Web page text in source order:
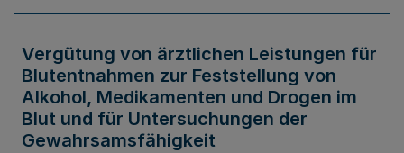
Vergütung von ärztlichen Leistungen für
Blutentnahmen zur Feststellung von
Alkohol, Medikamenten und Drogen im
Blut und für Untersuchungen der
Gewahrsamsfähigkeit